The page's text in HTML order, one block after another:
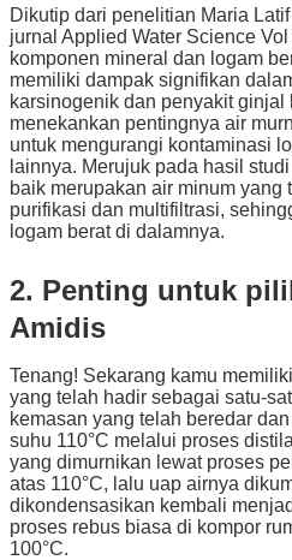
Dikutip dari penelitian Maria
jurnal Applied Water Science
komponen mineral dan logam
memiliki dampak signifikan
karsinogenik dan penyakit
menekankan pentingnya air
untuk mengurangi kontaminasi
lainnya. Merujuk pada hasil
baik merupakan air minum yang
purifikasi dan multifiltrasi,
logam berat di dalamnya.
2. Penting untuk
Amidis
Tenang! Sekarang kamu
yang telah hadir sebagai satu-
kemasan yang telah beredar
suhu 110°C melalui proses
yang dimurnikan lewat proses
atas 110°C, lalu uap airnya
dikondensasikan kembali
proses rebus biasa di kompor
100°C.